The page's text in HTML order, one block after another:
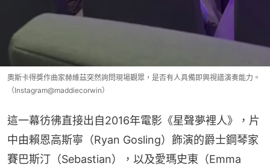
奧斯卡得獎作曲家赫維茲突然詢問現場觀眾，是否有人具備即興視譜演奏能力。
（Instagram@maddiecorwin）
這一幕彷彿直接出自2016年電影《星聲夢裡人》，片
中由賴恩高斯寧（Ryan Gosling）飾演的爵士鋼琴家
賽巴斯汀（Sebastian），以及愛瑪史東（Emma